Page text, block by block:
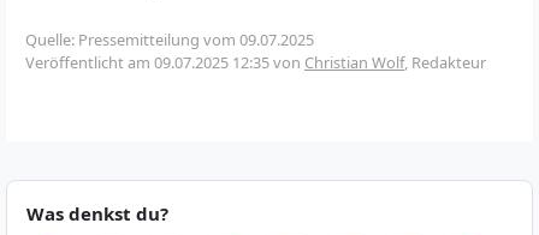
Quelle: Pressemitteilung vom 09.07.2025
Veröffentlicht am 09.07.2025 12:35von Christian Wolf, Redakteur
Was denkst du?